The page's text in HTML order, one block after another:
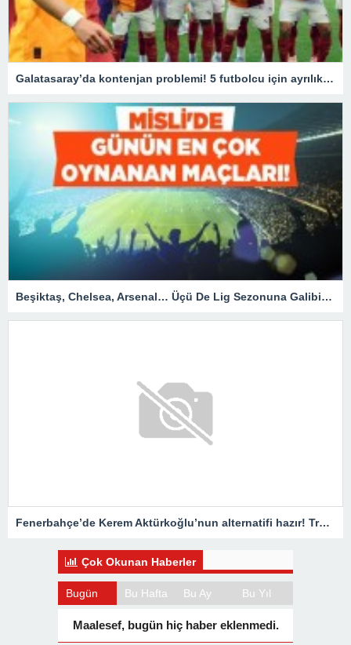
Galatasaray’da kontenjan problemi! 5 futbolcu için ayrılık kararı
Beşiktaş, Chelsea, Arsenal… Üçü De Lig Sezonuna Galibiyetle Başlar! İşte Misli’de Günün En Çok Oynanan Maçları
Fenerbahçe’de Kerem Aktürkoğlu’nun alternatifi hazır! Transferde son durum belli oldu
Çok Okunan Haberler
Bugün Bu Hafta Bu Ay Bu Yıl
Maalesef, bugün hiç haber eklenmedi.